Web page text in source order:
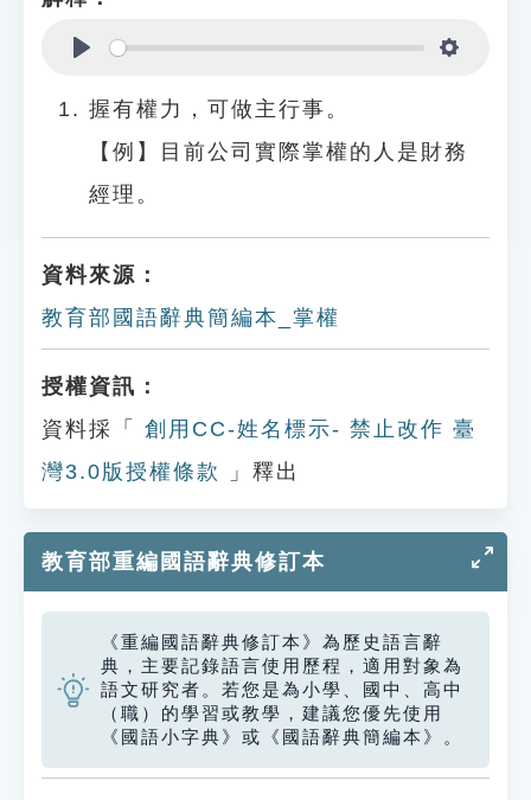
握有權力，可做主行事。
【例】目前公司實際掌權的人是財務
經理。
資料來源：
教育部國語辭典簡編本_掌權
授權資訊：
資料採「
創用CC-姓名標示- 禁止改作 臺
灣3.0版授權條款
」釋出
教育部重編國語辭典修訂本
《重編國語辭典修訂本》為歷史語言辭
典，主要記錄語言使用歷程，適用對象為
語文研究者。若您是為小學、國中、高中
（職）的學習或教學，建議您優先使用
《國語小字典》或《國語辭典簡編本》。